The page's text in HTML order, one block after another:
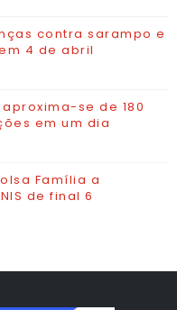
contra sarampo e
4 de abril
se de 180
em um dia
Família a
de final 6